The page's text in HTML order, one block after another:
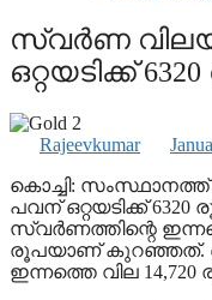
സ്വര്‍ണ
ഒറ്റയടിക്ക്
Rajeevkumar
കൊച്ചി:
പവന് ഒറ്റയടിക്ക്
സ്വര്‍ണത്തിന്റെ
രൂപയാണ് കുറഞ്ഞത്.
ഇന്നത്തെ വില 14,720